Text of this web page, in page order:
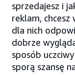
sprzedajesz i
reklam,
dla nich
dobrze
sposób
sporą szansę